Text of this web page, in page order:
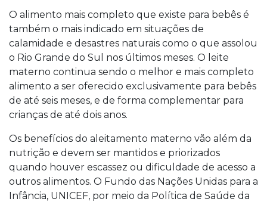
O alimento mais completo que existe para bebês é
também o mais indicado em situações de
calamidade e desastres naturais como o que assolou
o Rio Grande do Sul nos últimos meses. O leite
materno continua sendo o melhor e mais completo
alimento a ser oferecido exclusivamente para bebês
de até seis meses, e de forma complementar para
crianças de até dois anos.
Os benefícios do aleitamento materno vão além da
nutrição e devem ser mantidos e priorizados
quando houver escassez ou dificuldade de acesso a
outros alimentos. O Fundo das Nações Unidas para a
Infância, UNICEF, por meio da Política de Saúde da